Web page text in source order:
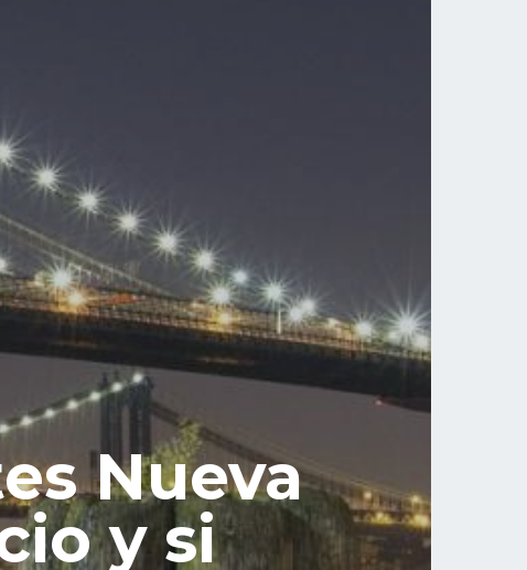
Nueva
y si